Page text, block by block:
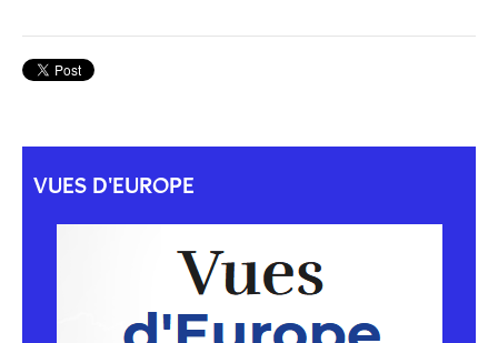
VUES D'EUROPE